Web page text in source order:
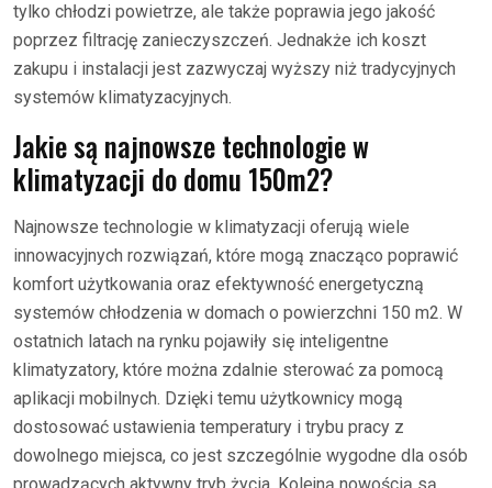
tylko chłodzi powietrze, ale także poprawia jego jakość
poprzez filtrację zanieczyszczeń. Jednakże ich koszt
zakupu i instalacji jest zazwyczaj wyższy niż tradycyjnych
systemów klimatyzacyjnych.
Jakie są najnowsze technologie w
klimatyzacji do domu 150m2?
Najnowsze technologie w klimatyzacji oferują wiele
innowacyjnych rozwiązań, które mogą znacząco poprawić
komfort użytkowania oraz efektywność energetyczną
systemów chłodzenia w domach o powierzchni 150 m2. W
ostatnich latach na rynku pojawiły się inteligentne
klimatyzatory, które można zdalnie sterować za pomocą
aplikacji mobilnych. Dzięki temu użytkownicy mogą
dostosować ustawienia temperatury i trybu pracy z
dowolnego miejsca, co jest szczególnie wygodne dla osób